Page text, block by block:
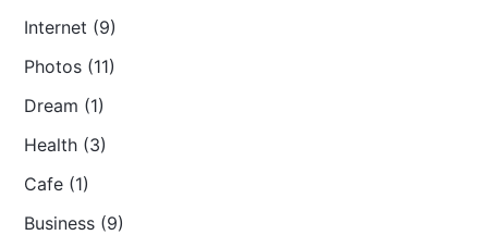
Internet (9)
Photos (11)
Dream (1)
Health (3)
Cafe (1)
Business (9)